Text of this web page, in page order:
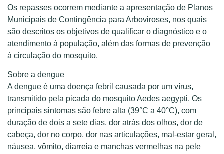
Os repasses ocorrem mediante a apresentação de Planos
Municipais de Contingência para Arboviroses, nos quais
são descritos os objetivos de qualificar o diagnóstico e o
atendimento à população, além das formas de prevenção
à circulação do mosquito.
Sobre a dengue
A dengue é uma doença febril causada por um vírus,
transmitido pela picada do mosquito Aedes aegypti. Os
principais sintomas são febre alta (39°C a 40°C), com
duração de dois a sete dias, dor atrás dos olhos, dor de
cabeça, dor no corpo, dor nas articulações, mal-estar geral,
náusea, vômito, diarreia e manchas vermelhas na pele